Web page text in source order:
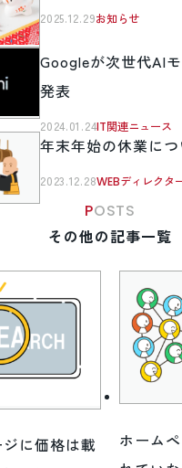
2025.12.29お知らせ
Googleが次世代AIモ
発表
2024.01.24IT関連ニュース
年末年始の休業につ
2023.12.28WEBディレクタ
POSTS
その他の記事一覧
に価格は載
ホーム